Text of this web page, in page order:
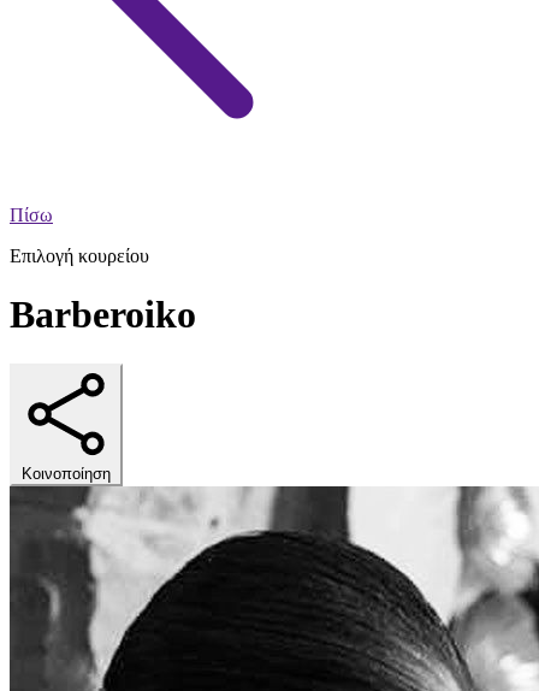
Πίσω
Επιλογή κουρείου
Barberoiko
Κοινοποίηση